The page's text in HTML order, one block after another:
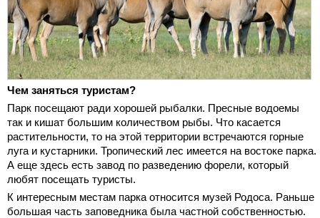
Чем заняться туристам?
Парк посещают ради хорошей рыбалки. Пресные водоемы
так и кишат большим количеством рыбы. Что касается
растительности, то на этой территории встречаются горные
луга и кустарники. Тропический лес имеется на востоке парка.
А еще здесь есть завод по разведению форели, который
любят посещать туристы.
К интересным местам парка относится музей Родоса. Раньше
большая часть заповедника была частной собственностью.